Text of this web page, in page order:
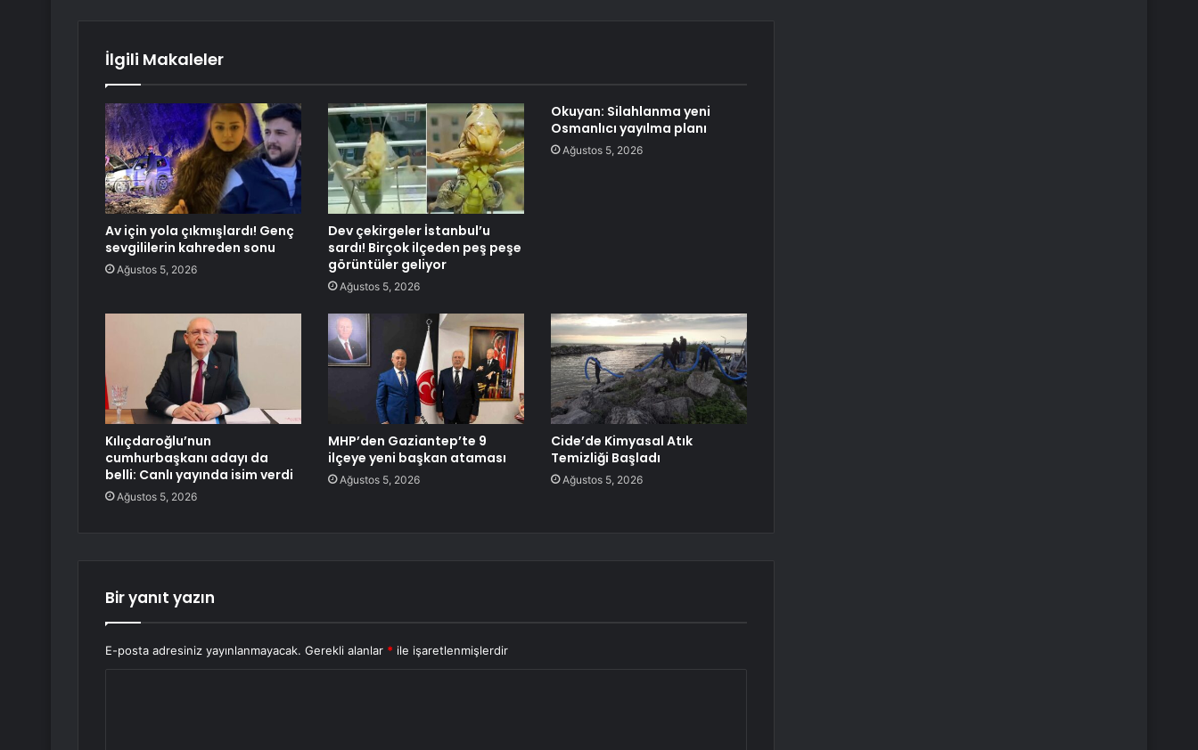
İlgili Makaleler
Av için yola çıkmışlardı! Genç
sevgililerin kahreden sonu
Ağustos 5, 2026
Dev çekirgeler İstanbul’u
sardı! Birçok ilçeden peş peşe
görüntüler geliyor
Ağustos 5, 2026
Okuyan: Silahlanma yeni
Osmanlıcı yayılma planı
Ağustos 5, 2026
Kılıçdaroğlu’nun
cumhurbaşkanı adayı da
belli: Canlı yayında isim verdi
Ağustos 5, 2026
MHP’den Gaziantep’te 9
ilçeye yeni başkan ataması
Ağustos 5, 2026
Cide’de Kimyasal Atık
Temizliği Başladı
Ağustos 5, 2026
Bir yanıt yazın
E-posta adresiniz yayınlanmayacak. Gerekli alanlar * ile işaretlenmişlerdir